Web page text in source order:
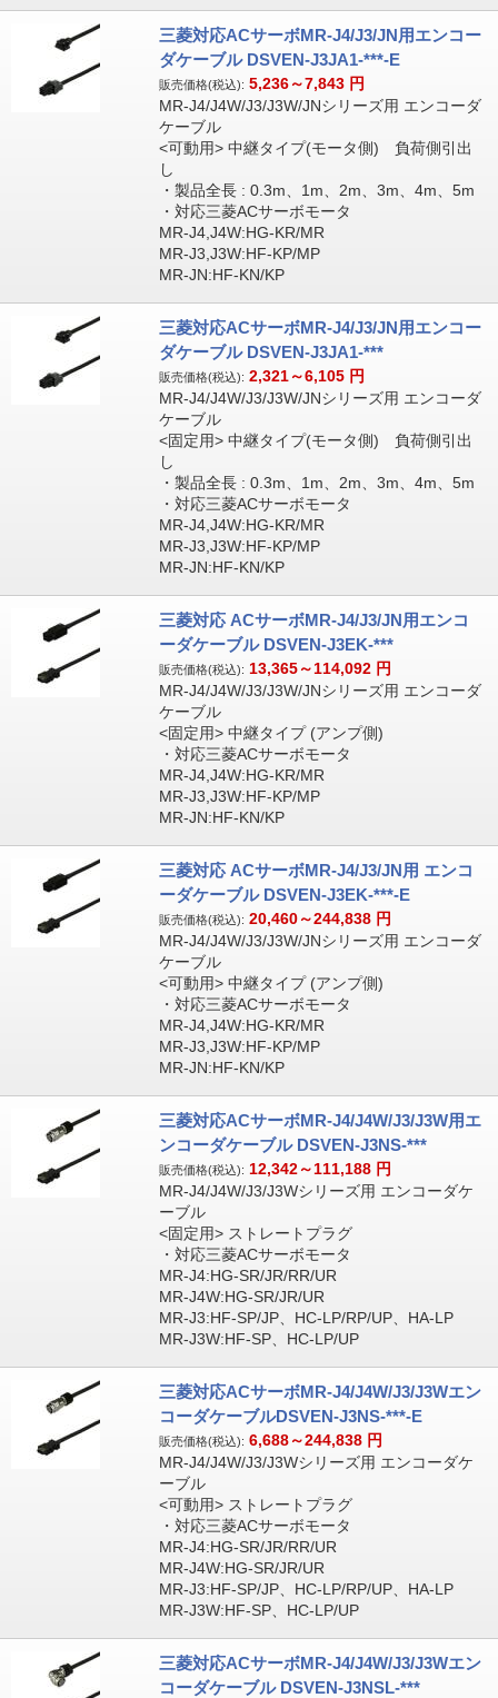
三菱対応ACサーボMR-J4/J3/JN用エンコー
ダケーブル DSVEN-J3JA1-***-E
販売価格(税込): 5,236～7,843 円
MR-J4/J4W/J3/J3W/JNシリーズ用 エンコーダ
ケーブル
<可動用> 中継タイプ(モータ側) 負荷側引出
し
・製品全長 : 0.3m、1m、2m、3m、4m、5m
・対応三菱ACサーボモータ
MR-J4,J4W:HG-KR/MR
MR-J3,J3W:HF-KP/MP
MR-JN:HF-KN/KP
三菱対応ACサーボMR-J4/J3/JN用エンコー
ダケーブル DSVEN-J3JA1-***
販売価格(税込): 2,321～6,105 円
MR-J4/J4W/J3/J3W/JNシリーズ用 エンコーダ
ケーブル
<固定用> 中継タイプ(モータ側) 負荷側引出
し
・製品全長 : 0.3m、1m、2m、3m、4m、5m
・対応三菱ACサーボモータ
MR-J4,J4W:HG-KR/MR
MR-J3,J3W:HF-KP/MP
MR-JN:HF-KN/KP
三菱対応 ACサーボMR-J4/J3/JN用エンコ
ーダケーブル DSVEN-J3EK-***
販売価格(税込): 13,365～114,092 円
MR-J4/J4W/J3/J3W/JNシリーズ用 エンコーダ
ケーブル
<固定用> 中継タイプ (アンプ側)
・対応三菱ACサーボモータ
MR-J4,J4W:HG-KR/MR
MR-J3,J3W:HF-KP/MP
MR-JN:HF-KN/KP
三菱対応 ACサーボMR-J4/J3/JN用 エンコ
ーダケーブル DSVEN-J3EK-***-E
販売価格(税込): 20,460～244,838 円
MR-J4/J4W/J3/J3W/JNシリーズ用 エンコーダ
ケーブル
<可動用> 中継タイプ (アンプ側)
・対応三菱ACサーボモータ
MR-J4,J4W:HG-KR/MR
MR-J3,J3W:HF-KP/MP
MR-JN:HF-KN/KP
三菱対応ACサーボMR-J4/J4W/J3/J3W用エ
ンコーダケーブル DSVEN-J3NS-***
販売価格(税込): 12,342～111,188 円
MR-J4/J4W/J3/J3Wシリーズ用 エンコーダケ
ーブル
<固定用> ストレートプラグ
・対応三菱ACサーボモータ
MR-J4:HG-SR/JR/RR/UR
MR-J4W:HG-SR/JR/UR
MR-J3:HF-SP/JP、HC-LP/RP/UP、HA-LP
MR-J3W:HF-SP、HC-LP/UP
三菱対応ACサーボMR-J4/J4W/J3/J3Wエン
コーダケーブルDSVEN-J3NS-***-E
販売価格(税込): 6,688～244,838 円
MR-J4/J4W/J3/J3Wシリーズ用 エンコーダケ
ーブル
<可動用> ストレートプラグ
・対応三菱ACサーボモータ
MR-J4:HG-SR/JR/RR/UR
MR-J4W:HG-SR/JR/UR
MR-J3:HF-SP/JP、HC-LP/RP/UP、HA-LP
MR-J3W:HF-SP、HC-LP/UP
三菱対応ACサーボMR-J4/J4W/J3/J3Wエン
コーダケーブル DSVEN-J3NSL-***